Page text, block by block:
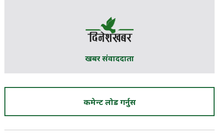
खबर संवाददाता
कमेन्ट लोड गर्नुस